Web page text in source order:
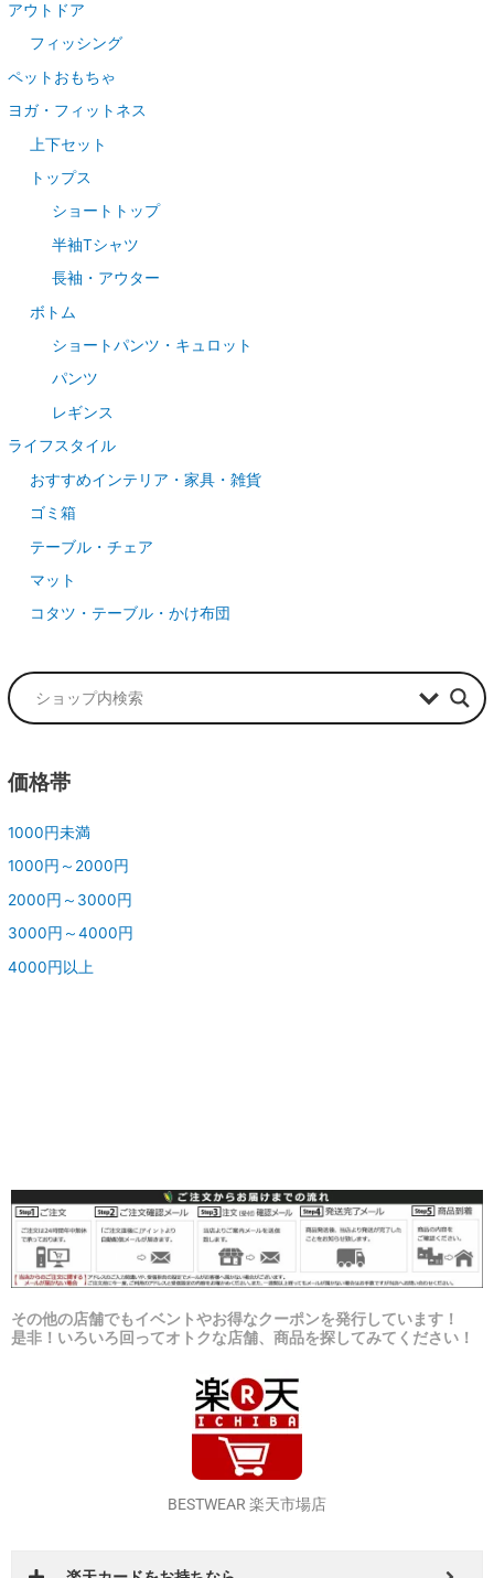
アウトドア
フィッシング
ペットおもちゃ
ヨガ・フィットネス
上下セット
トップス
ショートトップ
半袖Tシャツ
長袖・アウター
ボトム
ショートパンツ・キュロット
パンツ
レギンス
ライフスタイル
おすすめインテリア・家具・雑貨
ゴミ箱
テーブル・チェア
マット
コタツ・テーブル・かけ布団
価格帯
1000円未満
1000円～2000円
2000円～3000円
3000円～4000円
4000円以上